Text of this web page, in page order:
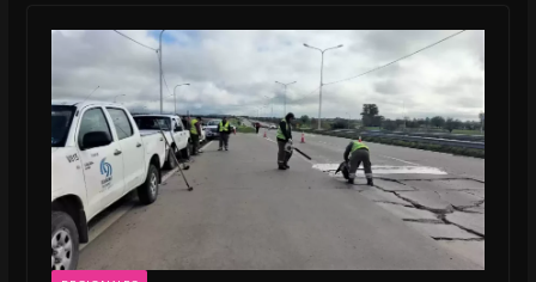
o
o
k
A
p
p